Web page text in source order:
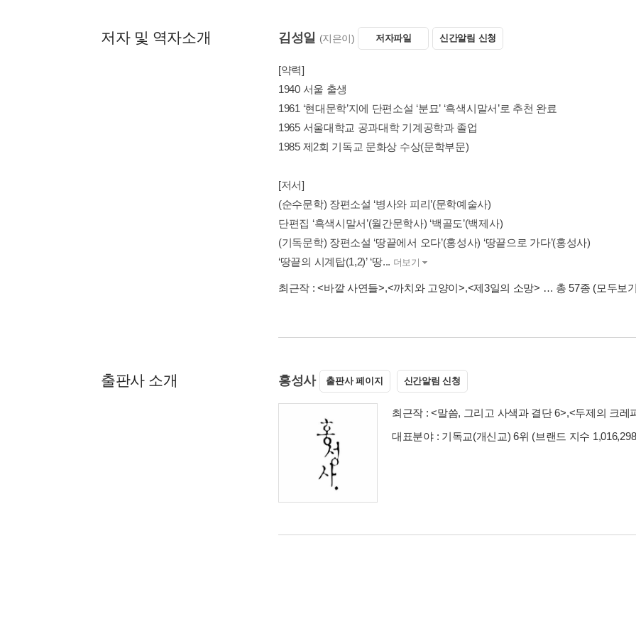
저자 및 역자소개 김성일 (지은이) 저자파일 신간알림 신청
[약력]
1940 서울 출생
1961 ‘현대문학’지에 단편소설 ‘분묘’ ‘흑색시말서’로 추천 완료
1965 서울대학교 공과대학 기계공학과 졸업
1985 제2회 기독교 문화상 수상(문학부문)
[저서]
(순수문학) 장편소설 ‘병사와 피리’(문학예술사)
단편집 ‘흑색시말서’(월간문학사) ‘백골도’(백제사)
(기독문학) 장편소설 ‘땅끝에서 오다’(홍성사) ‘땅끝으로 가다’(홍성사)
‘땅끝의 시계탑(1,2)’ ‘땅... 더보기
최근작 :<바깥 사연들>,<까치와 고양이>,<제3일의 소망> … 총 57종 (모두보
출판사 소개 홍성사 출판사 페이지 신간알림 신청
최근작 :<말씀, 그리고 사색과 결단 6>,<두제의 크레
대표분야 : 기독교(개신교) 6위 (브랜드 지수